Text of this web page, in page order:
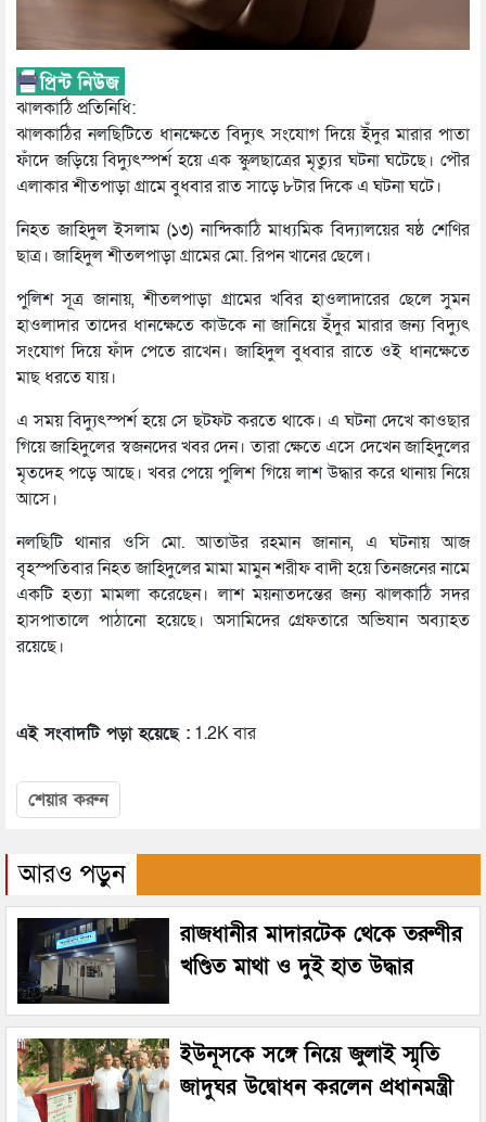
ঝালকাঠি প্রতিনিধি:
ঝালকাঠির নলছিটিতে ধানক্ষেতে বিদ্যুৎ সংযোগ দিয়ে ইঁদুর মারার পাতা
ফাঁদে জড়িয়ে বিদ্যুৎস্পর্শ হয়ে এক স্কুলছাত্রের মৃত্যুর ঘটনা ঘটেছে। পৌর
এলাকার শীতপাড়া গ্রামে বুধবার রাত সাড়ে ৮টার দিকে এ ঘটনা ঘটে।
নিহত জাহিদুল ইসলাম (১৩) নান্দিকাঠি মাধ্যমিক বিদ্যালয়ের ষষ্ঠ শেণির
ছাত্র। জাহিদুল শীতলপাড়া গ্রামের মো. রিপন খানের ছেলে।
পুলিশ সূত্র জানায়, শীতলপাড়া গ্রামের খবির হাওলাদারের ছেলে সুমন
হাওলাদার তাদের ধানক্ষেতে কাউকে না জানিয়ে ইঁদুর মারার জন্য বিদ্যুৎ
সংযোগ দিয়ে ফাঁদ পেতে রাখেন। জাহিদুল বুধবার রাতে ওই ধানক্ষেতে
মাছ ধরতে যায়।
এ সময় বিদ্যুৎস্পর্শ হয়ে সে ছটফট করতে থাকে। এ ঘটনা দেখে কাওছার
গিয়ে জাহিদুলের স্বজনদের খবর দেন। তারা ক্ষেতে এসে দেখেন জাহিদুলের
মৃতদেহ পড়ে আছে। খবর পেয়ে পুলিশ গিয়ে লাশ উদ্ধার করে থানায় নিয়ে
আসে।
নলছিটি থানার ওসি মো. আতাউর রহমান জানান, এ ঘটনায় আজ
বৃহস্পতিবার নিহত জাহিদুলের মামা মামুন শরীফ বাদী হয়ে তিনজনের নামে
একটি হত্যা মামলা করেছেন। লাশ ময়নাতদন্তের জন্য ঝালকাঠি সদর
হাসপাতালে পাঠানো হয়েছে। অসামিদের গ্রেফতারে অভিযান অব্যাহত
রয়েছে।
এই সংবাদটি পড়া হয়েছে : 1.2K বার
শেয়ার করুন
আরও পড়ুন
রাজধানীর মাদারটেক থেকে তরুণীর
খণ্ডিত মাথা ও দুই হাত উদ্ধার
ইউনূসকে সঙ্গে নিয়ে জুলাই স্মৃতি
জাদুঘর উদ্বোধন করলেন প্রধানমন্ত্রী